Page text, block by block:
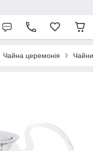
Чайна церемонія